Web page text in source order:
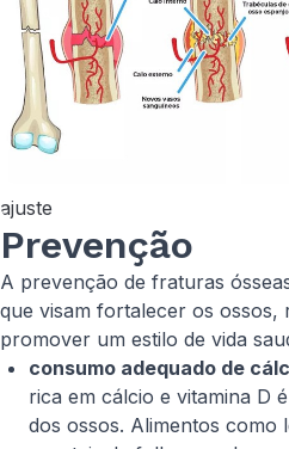
ajuste
Prevenção
A prevenção de fraturas
que visam fortalecer os ossos,
promover um estilo de vida
consumo adequado de
rica em cálcio e vitamina D
dos ossos. Alimentos como